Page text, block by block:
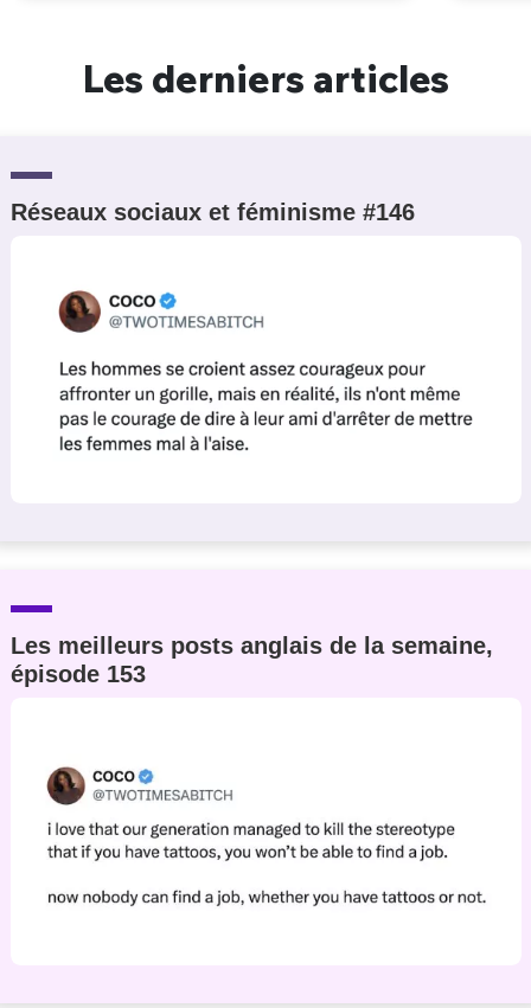
Les derniers articles
Réseaux sociaux et féminisme #146
Les meilleurs posts anglais de la semaine,
épisode 153